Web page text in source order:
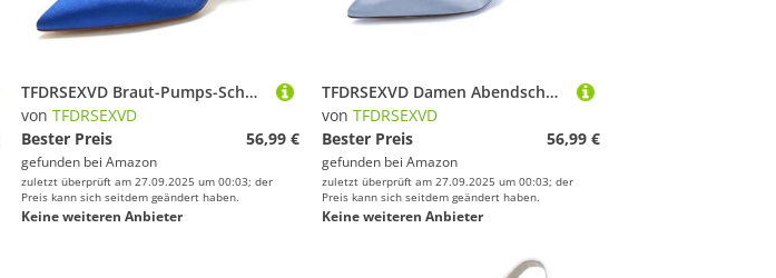
TFDRSEXVD Braut-Pumps-Schuhe für die Hochzeit, T-Riemen, hoher Absatz mit Strasssteinen, mit Ball- und Abendschuhen,Royal Blue,40
von TFDRSEXVD
Bester Preis
56,99 €
gefunden bei Amazon
zuletzt überprüft am 27.09.2025 um 00:03; der
Preis kann sich seitdem geändert haben.
Keine weiteren Anbieter
TFDRSEXVD Damen Abendschuhe, solide, Knöchelriemen, Blockabsatz, Spitze Zehenpartie, Schuhe für Braut und Brautjungfern,Silber,35
von TFDRSEXVD
Bester Preis
56,99 €
gefunden bei Amazon
zuletzt überprüft am 27.09.2025 um 00:03; der
Preis kann sich seitdem geändert haben.
Keine weiteren Anbieter